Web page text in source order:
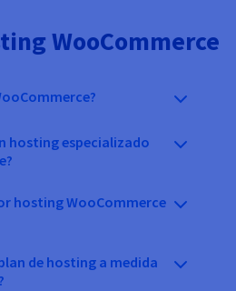
WooCommerce
hosting especializado
hosting WooCommerce
de hosting a medida